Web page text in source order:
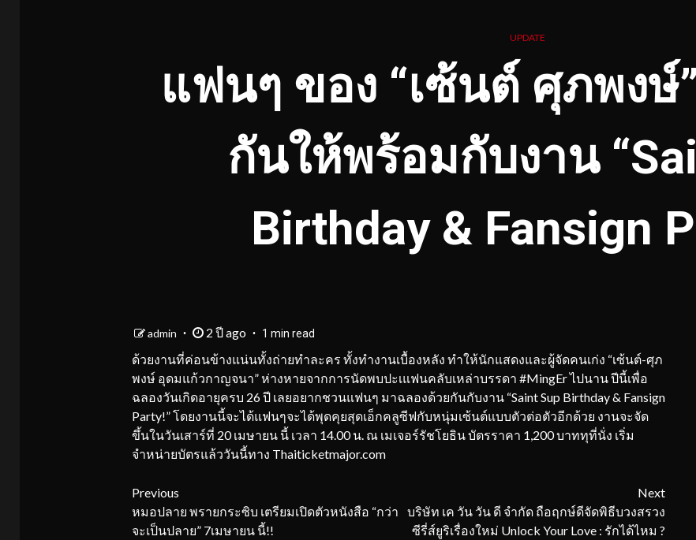
UPDATE
แฟนๆ ของ “เซ้นต์ ศุภพงษ์
กันให้พร้อมกับงาน
Birthday & Fansign
admin 2 ปี ago 1 min read
ด้วยงานที่ค่อนข้างแน่นทั้งถ่ายทำละคร ทั้งทำงานเบื้องหลัง ทำให้นักแสดงและผู้จัดคนเก่ง “เซ้นต์-ศุภ
พงษ์ อุดมแก้วกาญจนา” ห่างหายจากการนัดพบปะเแฟนคลับเหล่าบรรดา #MingEr ไปนาน ปีนี้เพื่อ
ฉลองวันเกิดอายุครบ 26 ปี เลยอยากชวนแฟนๆ มาฉลองด้วยกันกับงาน “Saint Sup Birthday & Fansign
Party!” โดยงานนี้จะได้แฟนๆจะได้พุดคุยสุดเอ็กคลูซีฟกับหนุ่มเซ้นต์แบบตัวต่อตัวอีกด้วย งานจะจัด
ขึ้นในวันเสาร์ที่ 20 เมษายน นี้ เวลา 14.00 น. ณ เมเจอร์รัชโยธิน บัตรราคา 1,200 บาททุที่นั่ง เริ่ม
จำหน่ายบัตรแล้ววันนี้ทาง Thaiticketmajor.com
Continue
Reading
Previous
หมอปลาย พรายกระซิบ เตรียมเปิดตัวหนังสือ “กว่า
จะเป็นปลาย” 7เมษายน นี้!!
Next
บริษัท เค วัน วัน ดี จำกัด ถือฤกษ์ดีจัดพิธีบวงสรวง
ซีรี่ส์ยูริเรื่องใหม่ Unlock Your Love : รักได้ไหม ?